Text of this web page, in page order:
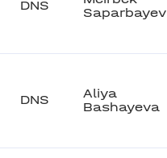
DNS
Saparbayev
DNS
Aliya
Bashayeva